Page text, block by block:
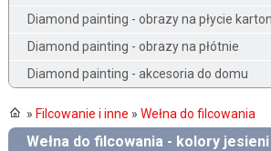
Diamond painting - obrazy na płycie
Diamond painting - obrazy na płótnie
Diamond painting - akcesoria do domu
» Filcowanie i inne » Wełna do filcowania
Wełna do filcowania - kolory jesieni